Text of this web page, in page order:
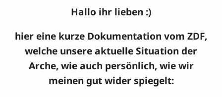
Hallo ihr lieben :)
hier eine kurze Dokumentation vom ZDF,
welche unsere aktuelle Situation der
Arche, wie auch persönlich, wie wir
meinen gut wider spiegelt: